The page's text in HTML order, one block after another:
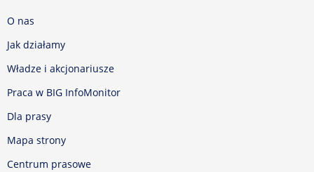
O nas
Jak działamy
Władze i akcjonariusze
Praca w BIG InfoMonitor
Dla prasy
Mapa strony
Centrum prasowe